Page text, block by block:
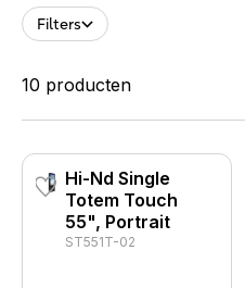
Filters
10 producten
Hi-Nd Single
Totem Touch
55", Portrait
ST551T-02